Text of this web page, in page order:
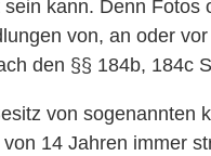
kann. Denn Fotos
von, an oder
den §§ 184b, 184c
von sogenannten
14 Jahren immer